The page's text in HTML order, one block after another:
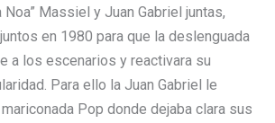
Massiel y Juan Gabriel juntas,
en 1980 para que la deslenguada
a los escenarios y reactivara su
Para ello la Juan Gabriel le
Pop donde dejaba clara sus